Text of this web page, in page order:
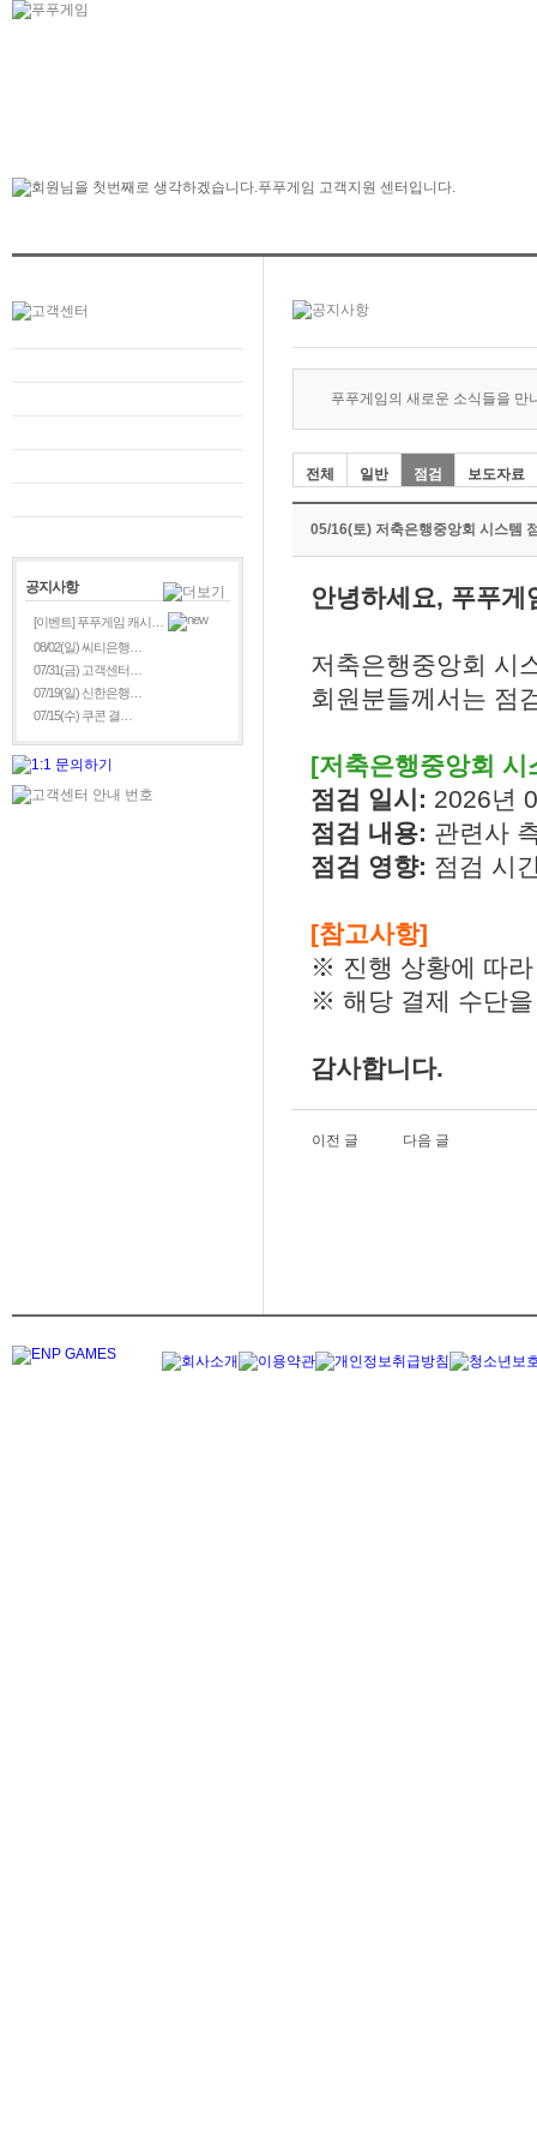
공지사항
[이벤트] 푸푸게임 캐시…
08/02(일) 씨티은행…
07/31(금) 고객센터…
07/19(일) 신한은행…
07/15(수) 쿠콘 결…
푸푸게임의 새로운 소식들을 만
전체 일반 점검 보도자료
05/16(토) 저축은행중앙회 시스템
안녕하세요, 푸푸게
저축은행중앙회 시
회원분들께서는 점
[저축은행중앙회
점검 일시: 2026년
점검 내용: 관련사
점검 영향: 점검 시
[참고사항]
※ 진행 상황에 따
※ 해당 결제 수단
감사합니다.
이전 글 다음 글